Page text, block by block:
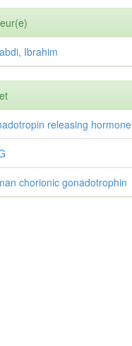
Ibrahim
releasing hormone
chorionic gonadotrophin